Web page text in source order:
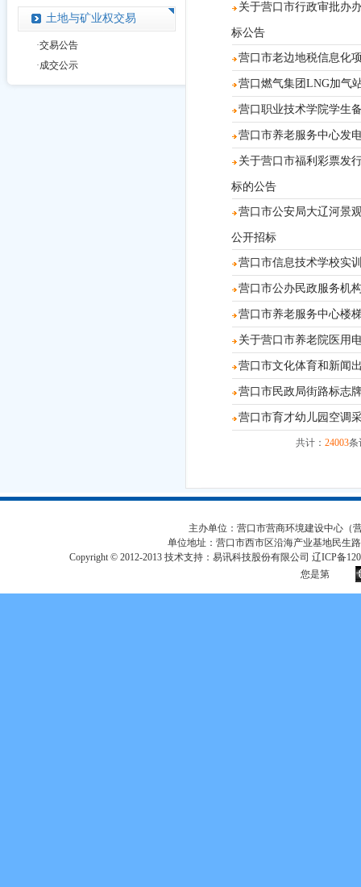
土地与矿业权交易
·交易公告
·成交公示
关于营口市行政审批办
标公告
营口市老边地税信息化
营口燃气集团LNG加气
营口职业技术学院学生
营口市养老服务中心发
关于营口市福利彩票发
标的公告
营口市公安局大辽河景
公开招标
营口市信息技术学校实
营口市公办民政服务机
营口市养老服务中心楼
关于营口市养老院医用
营口市文化体育和新闻
营口市民政局街路标志
营口市育才幼儿园空调
共计： 24003条
主办单位：营口市营商环境建设中心（
单位地址：营口市西市区沿海产业基地民生
Copyright © 2012-2013 技术支持：易讯科技股份有限公司 辽ICP备
您是第